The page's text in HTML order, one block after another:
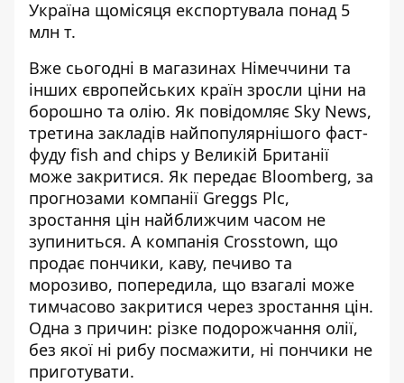
Україна щомісяця експортувала понад 5
млн т.
Вже сьогодні в магазинах Німеччини та
інших європейських країн зросли ціни на
борошно та олію. Як повідомляє Sky News,
третина закладів найпопулярнішого фаст-
фуду fish and chips у Великій Британії
може закритися. Як передає Bloomberg, за
прогнозами компанії Greggs Plc,
зростання цін найближчим часом не
зупиниться. А компанія Crosstown, що
продає пончики, каву, печиво та
морозиво, попередила, що взагалі може
тимчасово закритися через зростання цін.
Одна з причин: різке подорожчання олії,
без якої ні рибу посмажити, ні пончики не
приготувати.